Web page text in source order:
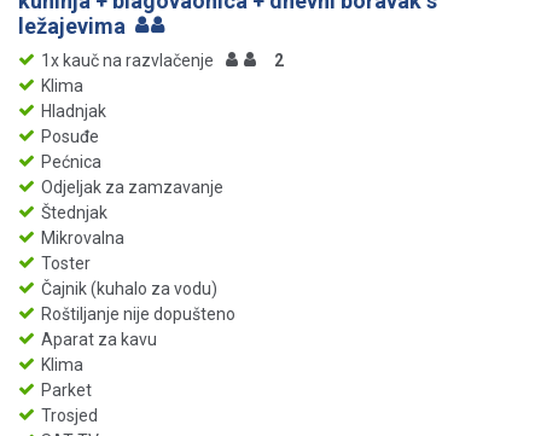
ležajevima
1x kauč na razvlačenje
2
Klima
Hladnjak
Posuđe
Pećnica
Odjeljak za zamzavanje
Štednjak
Mikrovalna
Toster
Čajnik (kuhalo za vodu)
Roštiljanje nije dopušteno
Aparat za kavu
Klima
Parket
Trosjed